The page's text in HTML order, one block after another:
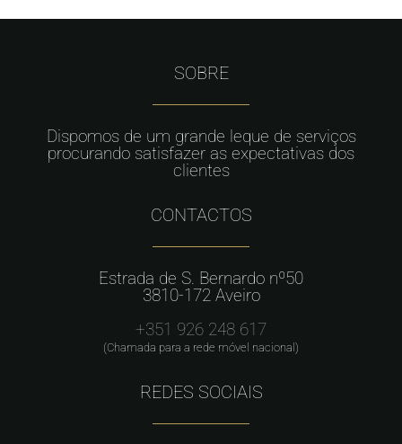
SOBRE
Dispomos de um grande leque de serviços
procurando satisfazer as expectativas dos
clientes
CONTACTOS
Estrada de S. Bernardo nº50
3810-172 Aveiro
+351 926 248 617
(Chamada para a rede móvel nacional)
REDES SOCIAIS